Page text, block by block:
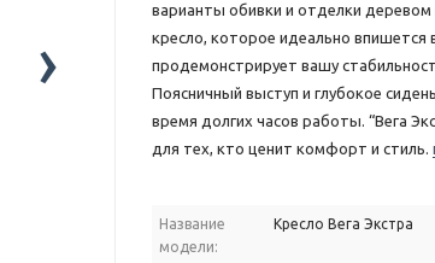
›
варианты обивки и отделки
кресло, которое идеально впишется
продемонстрирует вашу
Поясничный выступ и глубокое
время долгих часов работы. “Вега
для тех, кто ценит комфорт и стиль.
Название
модели:
Кресло Вега Экстра